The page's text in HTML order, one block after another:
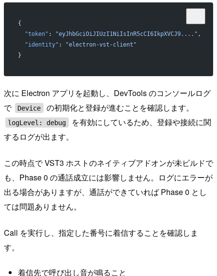
{
  "token"
: "eyJhbGciOiJIUzI1NiIsInR5cCI6IkpXVCJ9...." ,
  "identity"
:
"electron-vst-client"
}
次に Electron アプリを起動し、DevTools のコンソールログ
で
Device の初期化と登録が進むことを確認します。
logLevel: debug
を有効にしているため、登録や接続に関
するログが出ます。
この時点で VST3 ホストのネイティブアドオンが未ビルドで
も、Phase 0 の通話成立には影響しません。ログにエラーが
出る場合がありますが、通話ができていれば Phase 0 とし
ては問題ありません。
Call を実行し、指定した番号に着信することを確認しま
す。
着信先で呼び出し音が鳴ること